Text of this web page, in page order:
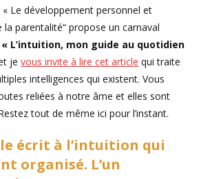
« Le développement personnel et
la parentalité“ propose un carnaval
« L’intuition, mon guide au quotidien
je vous invite à lire cet article qui traite
intelligences qui existent. Vous
reliées à notre âme et elles sont
tout de même ici pour l’instant.
écrit à l’intuition qui
organisé. L’un